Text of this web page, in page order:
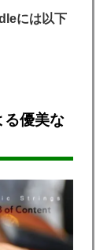
には以下
優美な